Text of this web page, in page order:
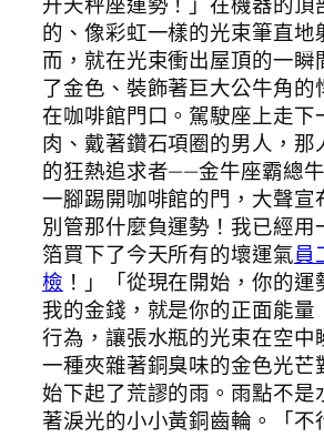
的、像彩虹一樣的光束筆直地
而，就在光束衝出屋頂的一瞬
了金色、裝飾著巨大公牛角的
在咖啡館門口。駕駛座上走下
肉、戴著鑽石項圈的男人，那
的狂熱追求者——金牛座霸總
一腳踢開咖啡館的門，大聲宣
別管那什麼負運勢！我已經用
箔買下了今天所有的壞運氣員
檢 ！」「從現在開始，你的運
我的金錢，就是你的正面能量
行為，讓張水瓶的光束在空中
一種夾雜著銅臭味的金色光芒
始下起了荒謬的雨。雨點不是
著淚光的小小黃銅齒輪。「不